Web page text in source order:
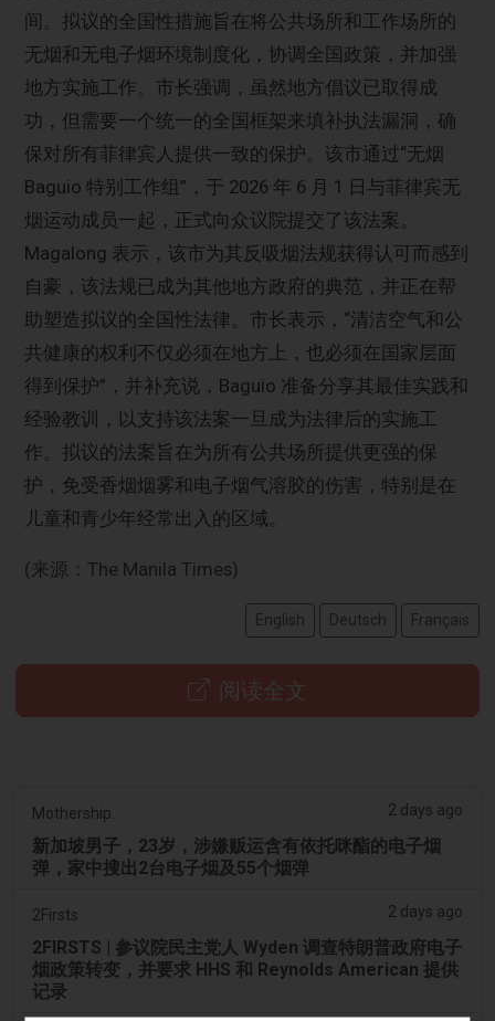
间。拟议的全国性措施旨在将公共场所和工作场所的
无烟和无电子烟环境制度化，协调全国政策，并加强
地方实施工作。市长强调，虽然地方倡议已取得成
功，但需要一个统一的全国框架来填补执法漏洞，确
保对所有菲律宾人提供一致的保护。该市通过“无烟
Baguio 特别工作组”，于 2026 年 6 月 1 日与菲律宾无
烟运动成员一起，正式向众议院提交了该法案。
Magalong 表示，该市为其反吸烟法规获得认可而感到
自豪，该法规已成为其他地方政府的典范，并正在帮
助塑造拟议的全国性法律。市长表示，“清洁空气和公
共健康的权利不仅必须在地方上，也必须在国家层面
得到保护”，并补充说，Baguio 准备分享其最佳实践和
经验教训，以支持该法案一旦成为法律后的实施工
作。拟议的法案旨在为所有公共场所提供更强的保
护，免受香烟烟雾和电子烟气溶胶的伤害，特别是在
儿童和青少年经常出入的区域。
(来源：The Manila Times)
English Deutsch Français
阅读全文
Mothership. 2 days ago
新加坡男子，23岁，涉嫌贩运含有依托咪酯的电子烟
弹，家中搜出2台电子烟及55个烟弹
2Firsts 2 days ago
2FIRSTS | 参议院民主党人 Wyden 调查特朗普政府电子
烟政策转变，并要求 HHS 和 Reynolds American 提供
记录